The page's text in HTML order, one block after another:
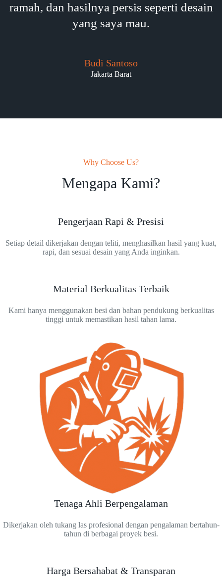
ramah, dan hasilnya persis seperti desain
yang saya mau.
Budi Santoso
Jakarta Barat
Why Choose Us?
Mengapa Kami?
Pengerjaan Rapi & Presisi
Setiap detail dikerjakan dengan teliti, menghasilkan hasil yang kuat,
rapi, dan sesuai desain yang Anda inginkan.
Material Berkualitas Terbaik
Kami hanya menggunakan besi dan bahan pendukung berkualitas
tinggi untuk memastikan hasil tahan lama.
Tenaga Ahli Berpengalaman
Dikerjakan oleh tukang las profesional dengan pengalaman bertahun-
tahun di berbagai proyek besi.
Harga Bersahabat & Transparan